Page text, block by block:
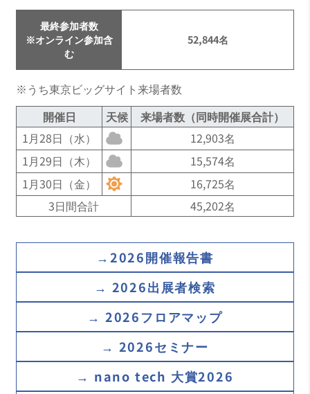
業技術総合開発機構 バイオ・材料部 部長）
木場 祥介 （ユニバーサル マテリアルズ インキ
ュベーター株式会社 代表取締役）
黒川 卓（中部大学 人間力創成教育院 特任教授）
後藤 一起 (東レ株式会社 研究・開発企画部長兼
CR企画室長兼技術センター企画室参事)
小林 彰宏 （日本電子株式会社 取締役兼常務執行
柴田 直哉（東京大学大学院工学系研究科総合研
究機構 機構長・教授）
清水 禎樹（国立研究開発法人 産業技術総合研究
所 材料・化学領域 ナノ材料研究部門 研究部門
長）
白根 昌之 （日本電気株式会社 セキュアシステム
プラットフォーム研究所 量子コンピューティン
グ研究グループ ディレクター）
関谷 毅 （大阪大学 産業科学研究所 教授）
高瀬 一郎（一般社団法人ナノテクノロジービジ
最終参加者数
※オンライン参加含
む
52,844名
※うち東京ビッグサイト来場者数
開催日
天候
来場者数（同時開催展合計）
1月28日（水）
12,903名
1月29日（木）
15,574名
1月30日（金）
16,725名
3日間合計
45,202名
→2026開催報告書
→ 2026出展者検索
→ 2026フロアマップ
→ 2026セミナー
→ nano tech 大賞2026